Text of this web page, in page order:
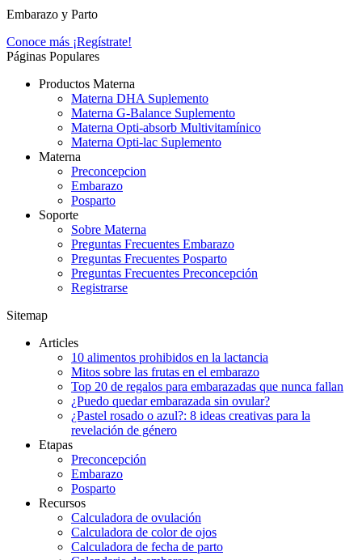
Embarazo y Parto
Conoce más ¡Regístrate!
Páginas Populares
Productos Materna
Materna DHA Suplemento
Materna G-Balance Suplemento
Materna Opti-absorb Multivitamínico
Materna Opti-lac Suplemento
Materna
Preconcepcion
Embarazo
Posparto
Soporte
Sobre Materna
Preguntas Frecuentes Embarazo
Preguntas Frecuentes Posparto
Preguntas Frecuentes Preconcepción
Registrarse
Sitemap
Articles
10 alimentos prohibidos en la lactancia
Mitos sobre las frutas en el embarazo
Top 20 de regalos para embarazadas que nunca fallan
¿Puedo quedar embarazada sin ovular?
¿Pastel rosado o azul?: 8 ideas creativas para la
revelación de género
Etapas
Preconcepción
Embarazo
Posparto
Recursos
Calculadora de ovulación
Calculadora de color de ojos
Calculadora de fecha de parto